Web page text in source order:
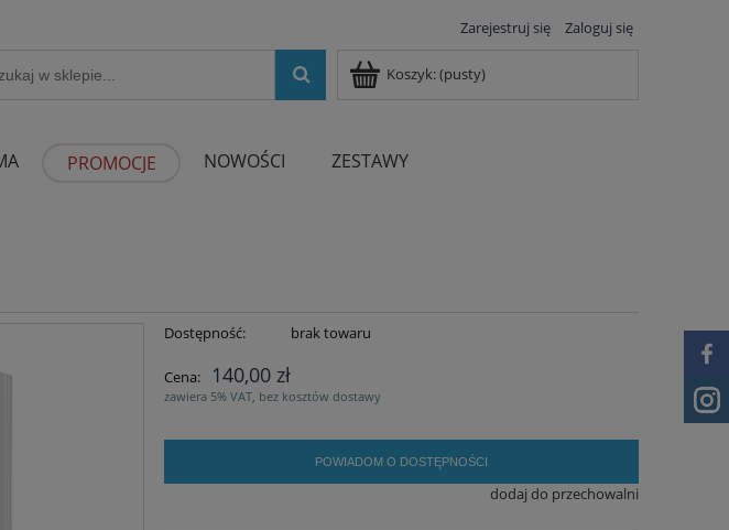
Zarejestruj się Zaloguj się
Koszyk:(pusty)
PROMOCJE NOWOŚCI ZESTAWY
Dostępność: brak towaru
Cena: 140,00 zł
zawiera 5% VAT, bez kosztów dostawy
POWIADOM O DOSTĘPNOŚCI
dodaj do przechowalni